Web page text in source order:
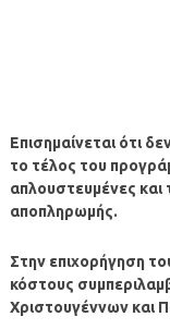
Επισημαίνεται ότι
το τέλος του
απλουστευμένες και
αποπληρωμής.
Στην επιχορήγηση
κόστους
Χριστουγέννων και